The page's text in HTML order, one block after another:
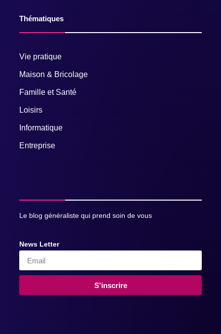
Le blog généraliste qui prend soin de vous
News Letter
S'inscrire
Thématiques
Vie pratique
Maison & Bricolage
Famille et Santé
Loisirs
Informatique
Entreprise